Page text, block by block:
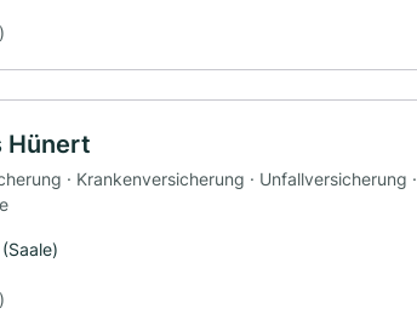
Hünert
· Krankenversicherung · Unfallversicherung ·